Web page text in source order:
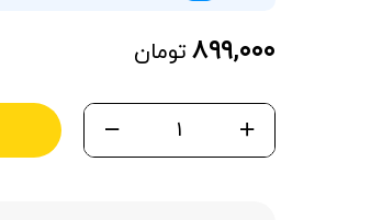
۸۹۹,۰۰۰تومان